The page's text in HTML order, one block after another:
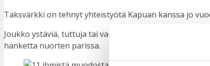
Taksvärkki on tehnyt yhteistyötä Kapuan kanssa jo
Joukko ystäviä, tuttuja tai vaikka työkavereita voi
hanketta nuorten parissa.